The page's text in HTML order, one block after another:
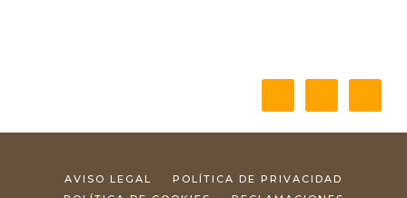
AVISO LEGAL
POLÍTICA DE PRIVACIDAD